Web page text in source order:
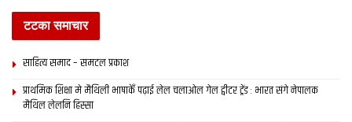
टटका समाचार
साहित्य समाद – समटल प्रकाश
प्राथमिक शि‍क्षा मे मैथि‍ली भाषाकेँ पढ़ाई लेल चलाओल गेल ट्वीटर ट्रेंड : भारत संगे नेपालक
मैथिल लेलनि हिस्सा